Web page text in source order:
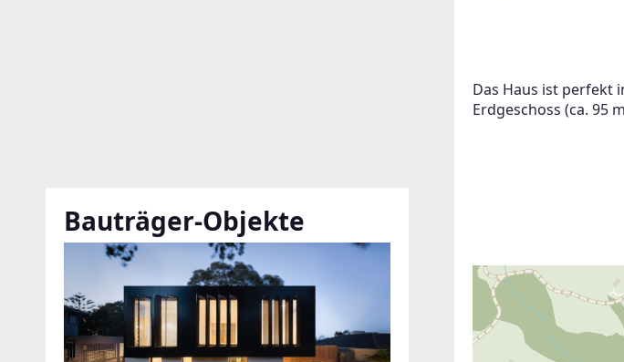
Das Haus ist perfekt
Erdgeschoss (ca. 95
ANBIETER
Bauträger-Objekte